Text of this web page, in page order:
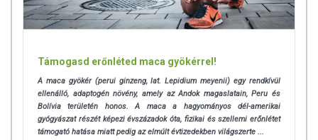
Támogasd erőnléted maca gyökérrel!
A maca gyökér (perui ginzeng, lat. Lepidium meyenii) egy rendkívül
ellenálló, adaptogén növény, amely az Andok magaslatain, Peru és
Bolívia területén honos. A maca a hagyományos dél-amerikai
gyógyászat részét képezi évszázadok óta, fizikai és szellemi erőnlétet
támogató hatása miatt pedig az elmúlt évtizedekben világszerte ...